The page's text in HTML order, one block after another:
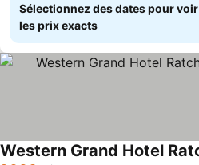
Sélectionnez des dates pour voir
les prix exacts